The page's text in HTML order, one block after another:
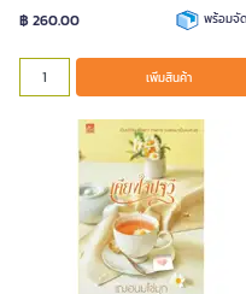
฿ 260.00 พร้อมจั
เพิ่มสินค้า